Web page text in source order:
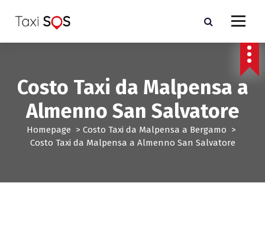
a
Costo Taxi da Malpensa a
Almenno San Salvatore
Homepage > Costo Taxi da Malpensa a Bergamo >
Costo Taxi da Malpensa a Almenno San Salvatore